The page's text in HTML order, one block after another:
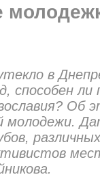
в
способен
молодежи.